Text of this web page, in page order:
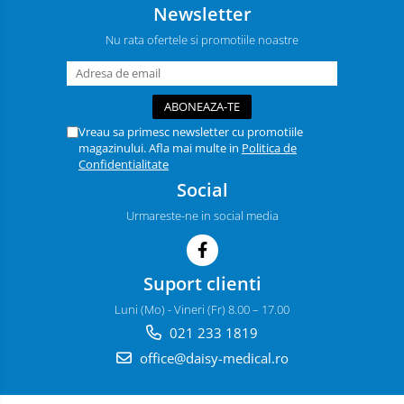
Truse diagnostic ORL
Aparatură tratament
Aspiratoare chirurgicale
Electrocautere
Genți ambulanță
Lămpi de examinare
Lămpi bactericide
Tratamente grooming / măști
Accesorii cosmetice
PSH HEALTH CARE
Pachete cosmetica veterinara
Igienă și întreținere salon
Newsletter
Nu rata ofertele si promotiile noastre
Vreau sa primesc newsletter cu promotiile
magazinului. Afla mai multe in Politica de
Confidentialitate
Social
Urmareste-ne in social media
Suport clienti
Luni (Mo) - Vineri (Fr) 8.00 – 17.00
021 233 1819
office@daisy-medical.ro